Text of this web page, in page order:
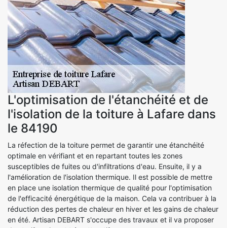
L'optimisation de l'étanchéité et de
l'isolation de la toiture à Lafare dans
le 84190
La réfection de la toiture permet de garantir une étanchéité
optimale en vérifiant et en repartant toutes les zones
susceptibles de fuites ou d'infiltrations d'eau. Ensuite, il y a
l'amélioration de l'isolation thermique. Il est possible de mettre
en place une isolation thermique de qualité pour l'optimisation
de l'efficacité énergétique de la maison. Cela va contribuer à la
réduction des pertes de chaleur en hiver et les gains de chaleur
en été. Artisan DEBART s'occupe des travaux et il va proposer